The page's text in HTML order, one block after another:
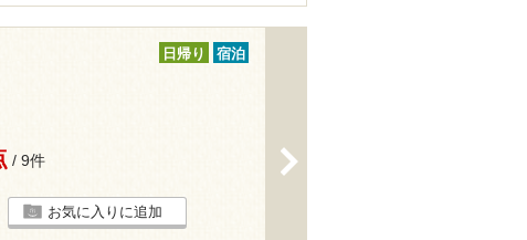
日帰り 宿泊
/ 9件
お気に入りに追加